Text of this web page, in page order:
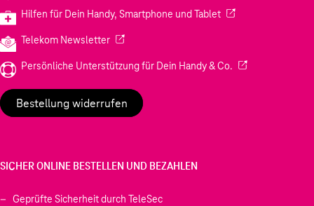
Hilfen für Dein Handy, Smartphone und Tablet(Wird in einem
Telekom Newsletter(Wird in einem neuen Tab geöffnet)
Persönliche Unterstützung für Dein Handy & Co. (Wird in einem
Bestellung widerrufen
SICHER ONLINE BESTELLEN UND BEZAHLEN
Geprüfte Sicherheit durch TeleSec